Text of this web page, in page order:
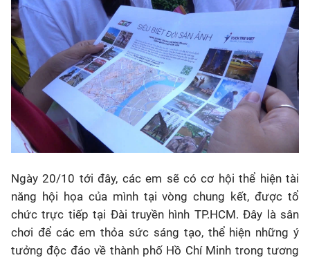
Ngày 20/10 tới đây, các em sẽ có cơ hội thể hiện tài
năng hội họa của mình tại vòng chung kết, được tổ
chức trực tiếp tại Đài truyền hình TP.HCM. Đây là sân
chơi để các em thỏa sức sáng tạo, thể hiện những ý
tưởng độc đáo về thành phố Hồ Chí Minh trong tương